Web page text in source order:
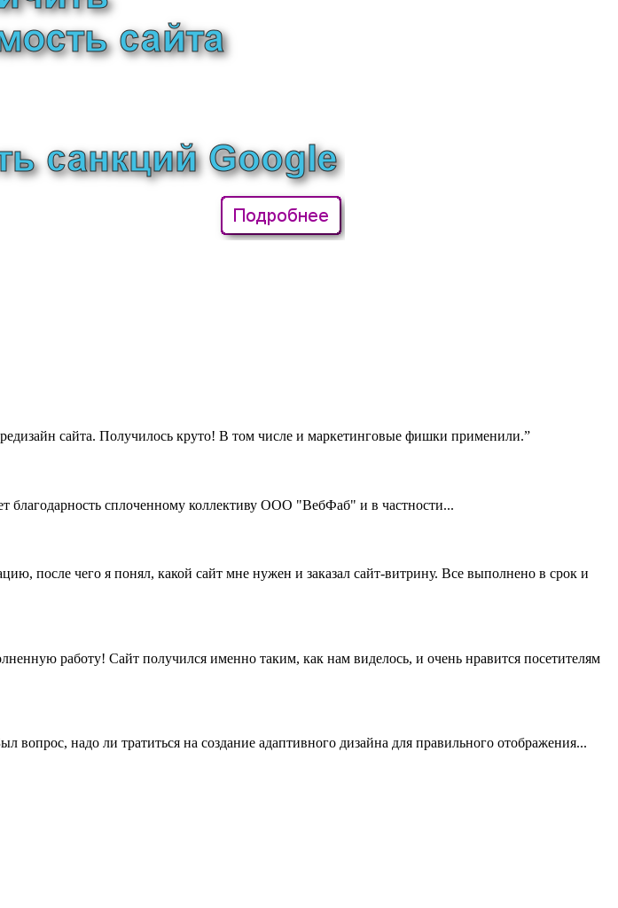
сайта. Получилось круто! В том числе и маркетинговые фишки применили.”
сплоченному коллективу ООО "ВебФаб" и в частности...
после чего я понял, какой сайт мне нужен и заказал сайт-витрину. Все выполнено в срок и
работу! Сайт получился именно таким, как нам виделось, и очень нравится посетителям
надо ли тратиться на создание адаптивного дизайна для правильного отображения...